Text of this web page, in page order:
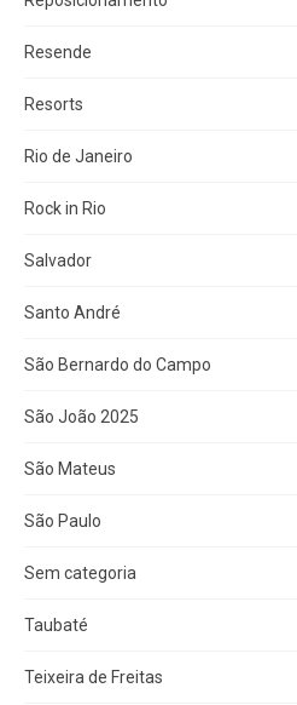
Resende
Resorts
Rio de Janeiro
Rock in Rio
Salvador
Santo André
São Bernardo do Campo
São João 2025
São Mateus
São Paulo
Sem categoria
Taubaté
Teixeira de Freitas